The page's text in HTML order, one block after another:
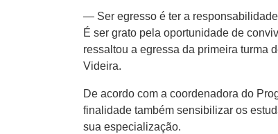
— Ser egresso é ter a
É ser grato pela oportunidade de
ressaltou a egressa da primeira turma
Videira.
De acordo com a coordenadora do
finalidade também sensibilizar os
sua especialização.